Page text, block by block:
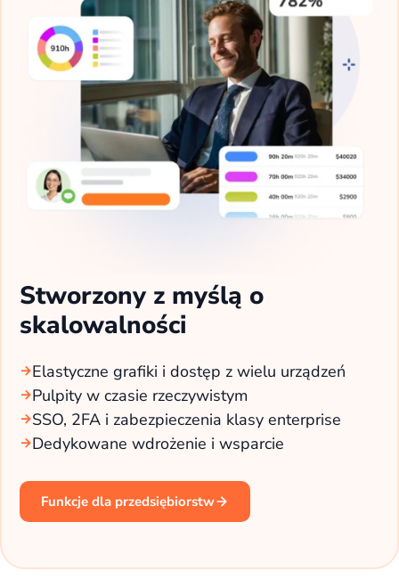
Stworzony z myślą o
skalowalności
Elastyczne grafiki i dostęp z wielu urządzeń
Pulpity w czasie rzeczywistym
SSO, 2FA i zabezpieczenia klasy enterprise
Dedykowane wdrożenie i wsparcie
Funkcje dla przedsiębiorstw